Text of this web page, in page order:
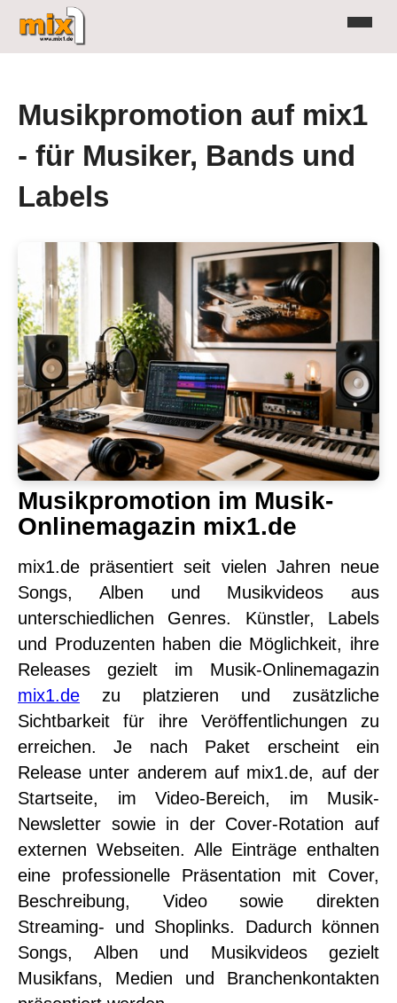
Musikpromotion auf mix1
- für Musiker, Bands und
Labels
Musikpromotion im Musik-
Onlinemagazin mix1.de
mix1.de präsentiert seit vielen Jahren neue
Songs, Alben und Musikvideos aus
unterschiedlichen Genres. Künstler, Labels
und Produzenten haben die Möglichkeit, ihre
Releases gezielt im Musik-Onlinemagazin
mix1.de zu platzieren und zusätzliche
Sichtbarkeit für ihre Veröffentlichungen zu
erreichen. Je nach Paket erscheint ein
Release unter anderem auf mix1.de, auf der
Startseite, im Video-Bereich, im Musik-
Newsletter sowie in der Cover-Rotation auf
externen Webseiten. Alle Einträge enthalten
eine professionelle Präsentation mit Cover,
Beschreibung, Video sowie direkten
Streaming- und Shoplinks. Dadurch können
Songs, Alben und Musikvideos gezielt
Musikfans, Medien und Branchenkontakten